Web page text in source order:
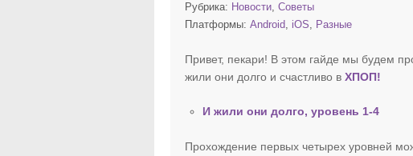
Рубрика: Новости,Советы
Платформы:Android, iOS, Разные
Привет, пекари! В этом гайде мы будем
жили они долго и счастливо вХПОП!
И жили они долго, уровень 1-4
Прохождение первых четырех уровней